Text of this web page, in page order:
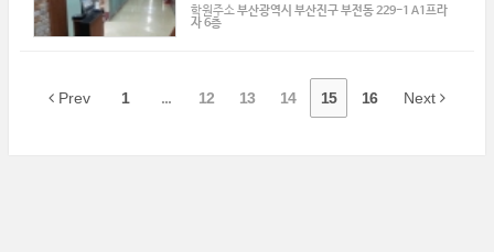
학원주소부산광역시 부산진구 부전동 229-1 A1프라
자 6층
Prev 1 ... 12 13 14 15 16 Next